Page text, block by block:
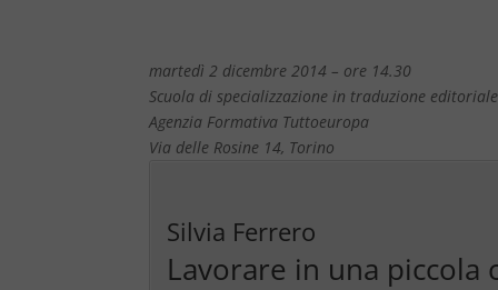
martedì 2 dicembre 2014 – ore 14.30
Scuola di specializzazione in traduzione editoriale
Agenzia Formativa Tuttoeuropa
Via delle Rosine 14, Torino
Silvia Ferrero
Lavorare in una